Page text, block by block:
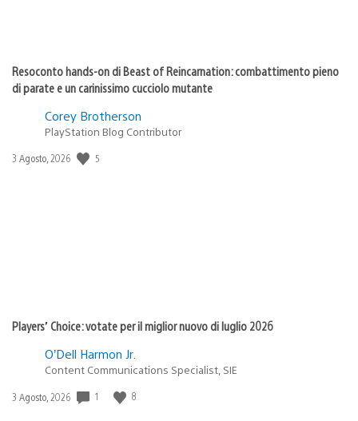
Resoconto hands-on di Beast of Reincarnation: combattimento pieno
di parate e un carinissimo cucciolo mutante
Corey Brotherson
PlayStation Blog Contributor
Data
3 Agosto, 2026 5
Players’ Choice: votate per il miglior nuovo di luglio 2026
O’Dell Harmon Jr.
Content Communications Specialist, SIE
Data
3 Agosto, 2026 1 8